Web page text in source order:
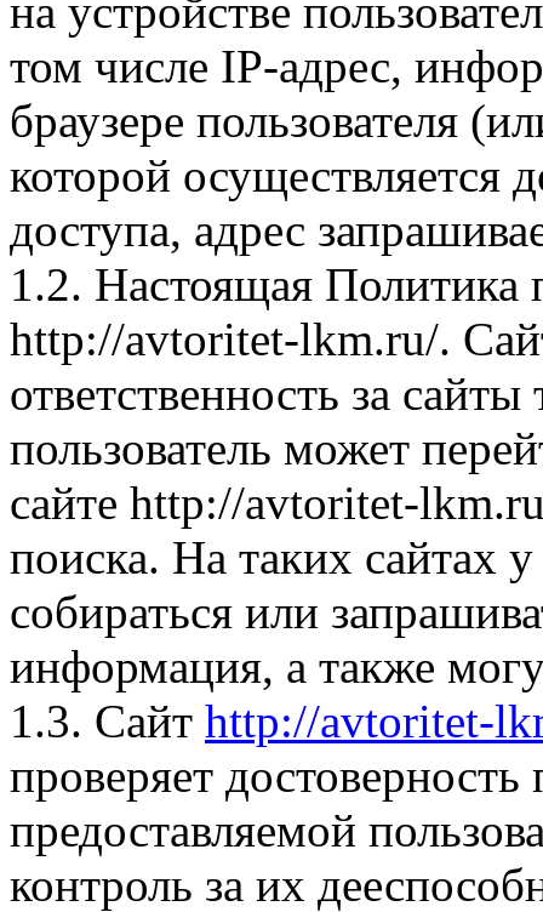
на устройстве
том числе IP-адрес,
браузере пользователя
которой осуществляется
доступа, адрес
1.2. Настоящая Политика
http://avtoritet-lkm.ru/.
ответственность за
пользователь может
сайте http://avtoritet-
поиска. На таких сайтах
собираться или
информация, а также
1.3. Сайт http://avtoritet-
проверяет
предоставляемой
контроль за их